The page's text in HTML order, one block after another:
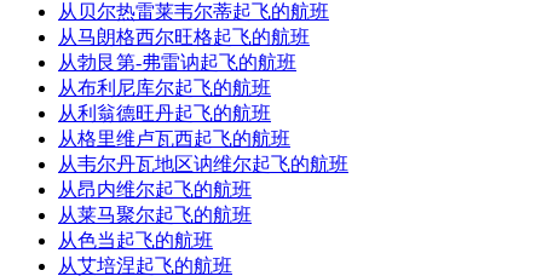
从贝尔热雷莱韦尔蒂起飞的航班
从马朗格西尔旺格起飞的航班
从勃艮第-弗雷讷起飞的航班
从布利尼库尔起飞的航班
从利翁德旺丹起飞的航班
从格里维卢瓦西起飞的航班
从韦尔丹瓦地区讷维尔起飞的航班
从昂内维尔起飞的航班
从莱马聚尔起飞的航班
从色当起飞的航班
从艾培涅起飞的航班